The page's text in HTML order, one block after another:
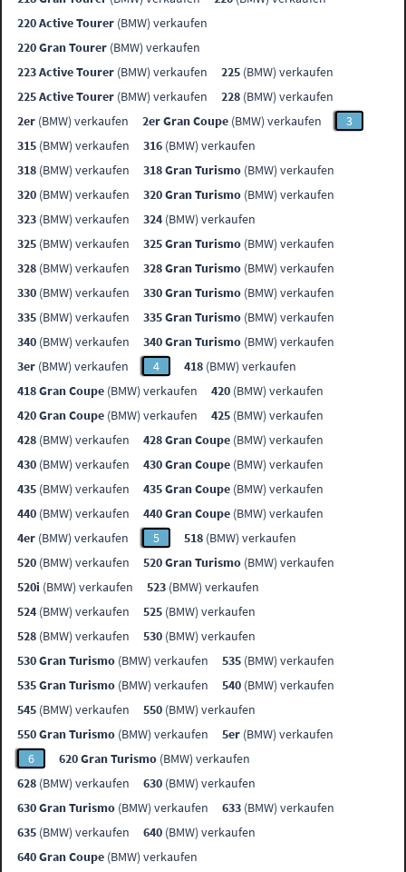
220 Active Tourer (BMW) verkaufen
220 Gran Tourer (BMW) verkaufen
223 Active Tourer (BMW) verkaufen 225 (BMW) verkaufen
225 Active Tourer (BMW) verkaufen 228 (BMW) verkaufen
2er (BMW) verkaufen 2er Gran Coupe (BMW) verkaufen
3
315 (BMW) verkaufen 316 (BMW) verkaufen
318 (BMW) verkaufen 318 Gran Turismo (BMW) verkaufen
320 (BMW) verkaufen 320 Gran Turismo (BMW) verkaufen
323 (BMW) verkaufen 324 (BMW) verkaufen
325 (BMW) verkaufen 325 Gran Turismo (BMW) verkaufen
328 (BMW) verkaufen 328 Gran Turismo (BMW) verkaufen
330 (BMW) verkaufen 330 Gran Turismo (BMW) verkaufen
335 (BMW) verkaufen 335 Gran Turismo (BMW) verkaufen
340 (BMW) verkaufen 340 Gran Turismo (BMW) verkaufen
3er (BMW) verkaufen 4 418 (BMW) verkaufen
418 Gran Coupe (BMW) verkaufen 420 (BMW) verkaufen
420 Gran Coupe (BMW) verkaufen 425 (BMW) verkaufen
428 (BMW) verkaufen 428 Gran Coupe (BMW) verkaufen
430 (BMW) verkaufen 430 Gran Coupe (BMW) verkaufen
435 (BMW) verkaufen 435 Gran Coupe (BMW) verkaufen
440 (BMW) verkaufen 440 Gran Coupe (BMW) verkaufen
4er (BMW) verkaufen 5 518 (BMW) verkaufen
520 (BMW) verkaufen 520 Gran Turismo (BMW) verkaufen
520i (BMW) verkaufen 523 (BMW) verkaufen
524 (BMW) verkaufen 525 (BMW) verkaufen
528 (BMW) verkaufen 530 (BMW) verkaufen
530 Gran Turismo (BMW) verkaufen 535 (BMW) verkaufen
535 Gran Turismo (BMW) verkaufen 540 (BMW) verkaufen
545 (BMW) verkaufen 550 (BMW) verkaufen
550 Gran Turismo (BMW) verkaufen 5er (BMW) verkaufen
6
620 Gran Turismo (BMW) verkaufen
628 (BMW) verkaufen 630 (BMW) verkaufen
630 Gran Turismo (BMW) verkaufen 633 (BMW) verkaufen
635 (BMW) verkaufen 640 (BMW) verkaufen
640 Gran Coupe (BMW) verkaufen